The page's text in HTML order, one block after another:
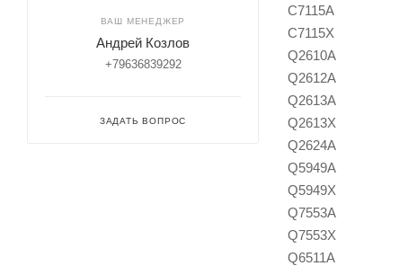
C7115A
C7115Х
Q2610A
Q2612A
Q2613A
Q2613Х
Q2624A
Q5949A
Q5949X
Q7553A
Q7553X
Q6511A
ВАШ МЕНЕДЖЕР
Андрей Козлов
+79636839292
ЗАДАТЬ ВОПРОС